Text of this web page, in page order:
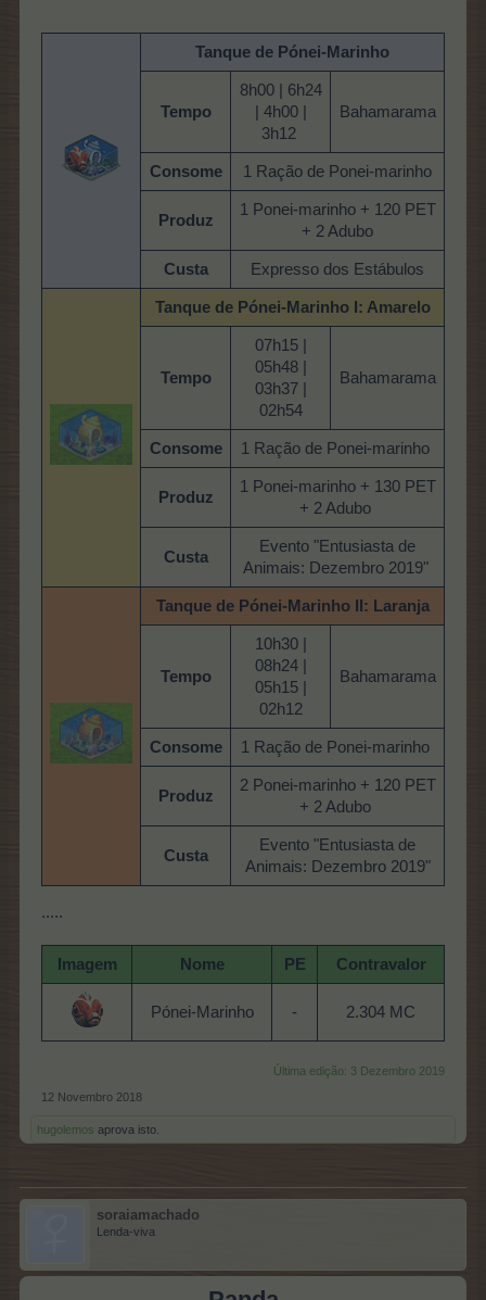
Tanque de Pónei-Marinho
Tempo
8h00 | 6h24
| 4h00 |
3h12
Bahamarama
Consome 1 Ração de Ponei-marinho
Produz
1 Ponei-marinho + 120 PET
+ 2 Adubo
Custa Expresso dos Estábulos
Tanque de Pónei-MarinhoI: Amarelo
Tempo
07h15 |
05h48 |
03h37 |
02h54
Bahamarama
Consome 1 Ração de Ponei-marinho
Produz
1 Ponei-marinho + 130 PET
+ 2 Adubo
Custa
Evento "Entusiasta de
Animais: Dezembro 2019"
Tanque de Pónei-MarinhoII: Laranja
Tempo
10h30 |
08h24 |
05h15 |
02h12
Bahamarama
Consome 1 Ração de Ponei-marinho
Produz
2 Ponei-marinho + 120 PET
+ 2 Adubo
Custa
Evento "Entusiasta de
Animais: Dezembro 2019"
.....
Imagem Nome PE Contravalor
Pónei-Marinho - 2.304 MC
Última edição: 3 Dezembro 2019
12 Novembro 2018
hugolemos aprova isto.
soraiamachado
Lenda-viva